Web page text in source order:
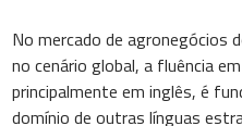
No mercado de agronegócios
no cenário global, a fluência
principalmente em inglês, é
domínio de outras línguas